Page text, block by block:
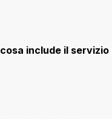
cosa include il servizio